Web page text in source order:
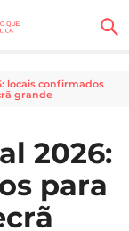
locais confirmados
grande
2026:
para